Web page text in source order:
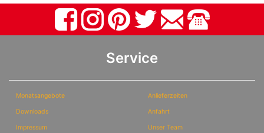
Service
Monatsangebote
Downloads
Impressum
Anlieferzeiten
Anfahrt
Unser Team